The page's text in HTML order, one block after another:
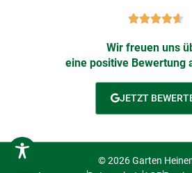
Wir freuen uns
eine positive Bewertung
JETZT
© 2026 Garten